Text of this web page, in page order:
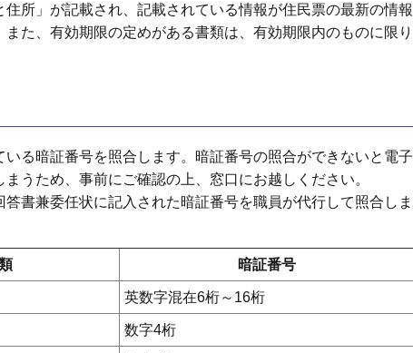
住所」が記載され、記載されている情報が住民票の最新の情報
た、有効期限の定めがある書類は、有効期限内のものに限り
る暗証番号を照合します。暗証番号の照合ができないと電子
うため、事前にご確認の上、窓口にお越しください。
書兼委任状に記入された暗証番号を職員が代行して照合しま
暗証番号
英数字混在6桁～16桁
数字4桁